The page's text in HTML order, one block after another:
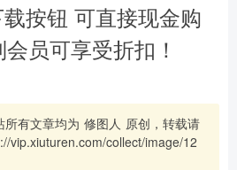
按钮 可直接现金购
员可享受折扣！
所有文章均为 修图人 原创，转载请
vip.xiuturen.com/collect/image/12